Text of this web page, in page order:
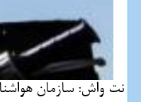
نت واش: سازمان